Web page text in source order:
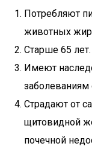
Потребляют
животных
Старше 65 лет.
Имеют
заболеваниям
Страдают от
щитовидной
почечной